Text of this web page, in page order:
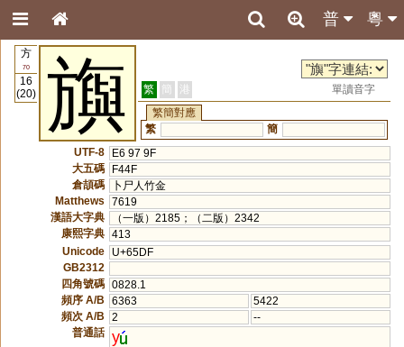
粵
普
方
70
16
(20)
旟 繁 簡 港
單讀音字
繁簡對應
繁
簡
UTF-8
E6 97 9F
大五碼
F44F
倉頡碼
卜尸人竹金
Matthews
7619
漢語大字典
（一版）2185；（二版）2342
康熙字典 413
Unicode
U+65DF
GB2312
四角號碼 0828.1
頻序 A/B
6363
5422
頻次 A/B
2
--
普通話 y